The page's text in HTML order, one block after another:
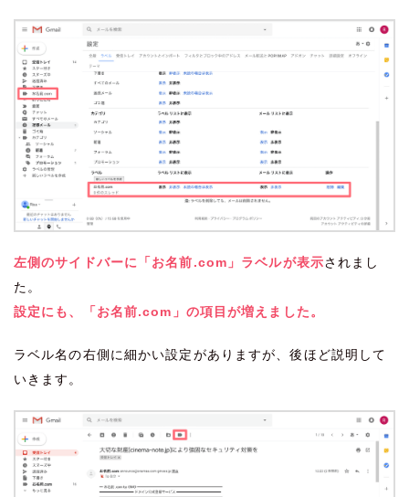
左側のサイドバーに「お名前.com」ラベルが表示されまし
た。
設定にも、「お名前.com」の項目が増えました。
ラベル名の右側に細かい設定がありますが、後ほど説明して
いきます。